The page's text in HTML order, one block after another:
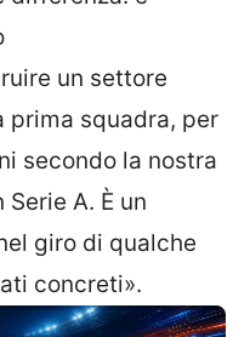
un settore
prima squadra, per
secondo la nostra
A. È un
giro di qualche
concreti».